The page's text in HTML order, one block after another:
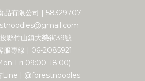
品有限公司 | 58329707
縣竹山鎮大榮街39號
服專線 | 06-2085921
Fri 09:00-18:00)
Line | @forestnoodles